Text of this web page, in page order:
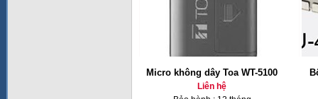
Micro không dây Toa WT-5100
Liên hệ